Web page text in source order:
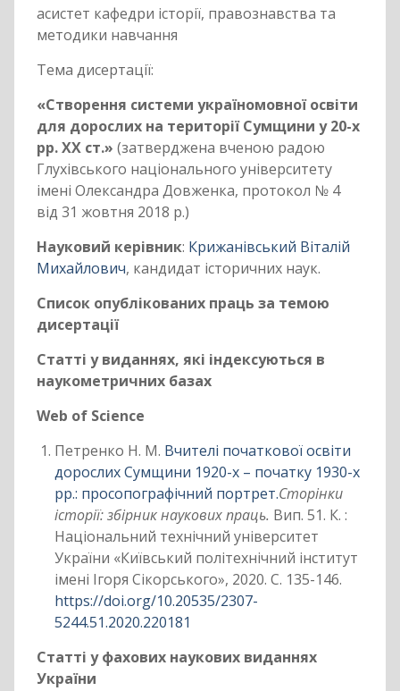
асистет кафедри історії, правознавства та
методики навчання
Тема дисертації:
«Створення системи україномовної освіти
для дорослих на території Сумщини у 20-х
рр. ХХ ст.» (затверджена вченою радою
Глухівського національного університету
імені Олександра Довженка, протокол № 4
від 31 жовтня 2018 р.)
Науковий керівник: Крижанівський Віталій
Михайлович, кандидат історичних наук.
Список опублікованих праць за темою
дисертації
Статті у виданнях, які індексуються в
наукометричних базах
Web of Science
Петренко Н. М. Вчителі початкової освіти
дорослих Сумщини 1920-х – початку 1930-х
рр.: просопографічний портрет.Сторінки
історії: збірник наукових праць. Вип. 51. К. :
Національний технічний університет
України «Київський політехнічний інститут
імені Ігоря Сікорського», 2020. С. 135-146.
https://doi.org/10.20535/2307-
5244.51.2020.220181
Статті у фахових наукових виданнях
України